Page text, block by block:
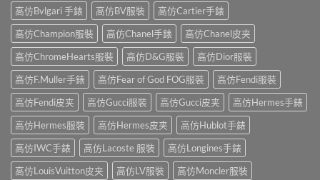
高仿Bvlgari 手錶
高仿BV服裝
高仿Cartier手錶
高仿Champion服裝
高仿Chanel手錶
高仿Chanel皮夹
高仿ChromeHearts服裝
高仿D&G服裝
高仿Dior服裝
高仿F.Muller手錶
高仿Fear of God FOG服裝
高仿Fendi服裝
高仿Fendi皮夹
高仿Gucci服裝 高仿Gucci皮夹
高仿Hermes手錶
高仿Hermes服裝
高仿Hermes皮夹
高仿Hublot手錶
高仿IWC手錶
高仿Lacoste 服裝
高仿Longines手錶
高仿LouisVuitton皮夹
高仿LV服裝 高仿Moncler服裝